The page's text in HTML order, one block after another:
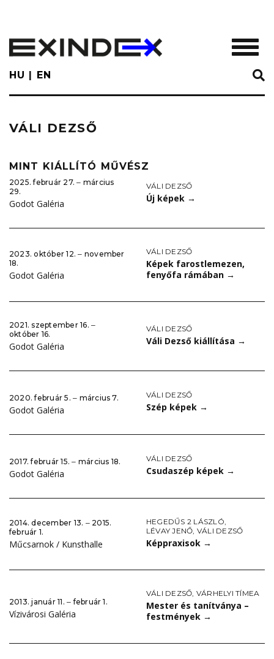
main
content
HU EN
VÁLI DEZSŐ
MINT KIÁLLÍTÓ MŰVÉSZ
2025. február 27. ‒ március
29.
Godot Galéria
VÁLI DEZSŐ
Új képek →
2023. október 12. ‒ november
18.
Godot Galéria
VÁLI DEZSŐ
Képek farostlemezen,
fenyőfa rámában →
2021. szeptember 16. ‒
október 16.
Godot Galéria
VÁLI DEZSŐ
Váli Dezső kiállítása →
2020. február 5. ‒ március 7.
Godot Galéria
VÁLI DEZSŐ
Szép képek →
2017. február 15. ‒ március 18.
Godot Galéria
VÁLI DEZSŐ
Csudaszép képek →
2014. december 13. ‒ 2015.
február 1.
Műcsarnok / Kunsthalle
HEGEDŰS 2 LÁSZLÓ,
LÉVAY JENŐ, VÁLI DEZSŐ
Képpraxisok →
2013. január 11. ‒ február 1.
Vízivárosi Galéria
VÁLI DEZSŐ, VÁRHELYI TÍMEA
Mester és tanítványa –
festmények →